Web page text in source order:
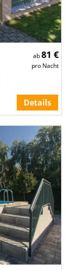
ab81 €
pro Nacht
Details